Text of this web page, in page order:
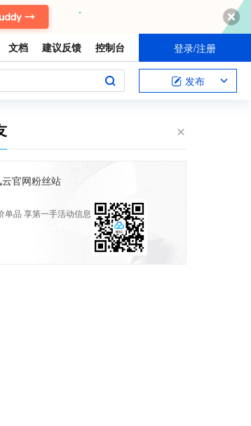
文档 建议反馈 控制台 登录/注册
发布
官网粉丝站
单品 享第一手活动信息